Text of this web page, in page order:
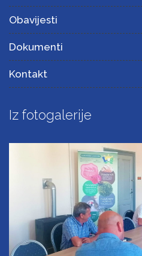
Obavijesti
Dokumenti
Kontakt
Iz fotogalerije